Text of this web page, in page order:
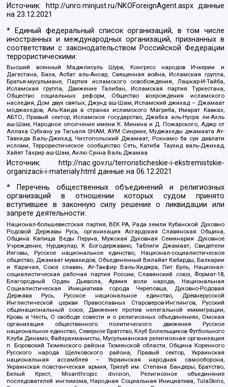
Источник: http://unro.minjust.ru/NKOForeignAgent.aspxданные
на23.12.2021
* Единый федеральный список организаций, в том числе
иностранных и международных организаций, признанных в
соответствии с законодательством Российской Федерации
террористическими:
Высший военный Маджлисуль Шура, Конгресс народов Ичкерии и
Дагестана, База, Асбат аль-Ансар, Священная война, Исламская группа,
Братья-мусульмане, Партия исламского освобождения, Лашкар-И-Тайба,
Исламская группа, Движение Талибан, Исламская партия Туркестана,
Общество социальных реформ, Общество возрождения исламского
наследия, Дом двух святых, Джунд аш-Шам, Исламский джихад – Джамаат
моджахедов, Аль-Каида в странах исламского Магриба, Имарат Кавказ,
АБТО, Правый сектор, Исламское государство, Джабха аль-Нусра ли-Ахль
аш-Шам, Народное ополчение имени К. Минина и Д. Пожарского, Аджр от
Аллаха Субхану уа Тагьаля SHAM, АУМ Синрике, Муджахеды джамаата Ат-
Тавхида Валь-Джихад, Чистопольский Джамаат, Рохнамо ба суи давлати
исломи, Террористическое сообщество Сеть, Катиба Таухид валь-Джихад,
Хайят Тахрир аш-Шам, Ахлю Сунна Валь Джамаа
Источник:
http://nac.gov.ru/terroristicheskie-i-ekstremistskie-
organizacii-i-materialy.html данные на06.12.2021
* Перечень общественных объединений и религиозных
организаций в отношении которых судом принято
вступившее в законную силу решение о ликвидации или
запрете деятельности:
Национал-большевистская партия, ВЕК РА, Рада земли Кубанской Духовно
Родовой Державы Русь, организация Асгардская Славянская Община,
Община Капища Веды Перуна, Мужская Духовная Семинария Духовное
Учреждение, Нурджулар, К Богодержавию, Таблиги Джамаат, Свидетели
Иеговы, Русское национальное единство, Национал-социалистическое
общество, Джамаат мувахидов, Объединенный Вилайат Кабарды, Балкарии
и Карачая, Союз славян, Ат-Такфир Валь-Хиджра, Пит Буль, Национал-
социалистическая рабочая партия России, Славянский союз, Формат-18,
Благородный Орден Дьявола, Армия воли народа, Национальная
Социалистическая Инициатива города Череповца, Духовно-Родовая
Держава Русь, Русское национальное единство, Древнерусской
Инглистической церкви Православных Староверов-Инглингов, Русский
общенациональный союз, Движение против нелегальной иммиграции,
Кровь и Честь, О свободе совести и о религиозных объединениях, Омская
организация общественного политического движения Русское
национальное единство, Северное Братство, Клуб Болельщиков Футбольного
Клуба Динамо, Файзрахманисты, Мусульманская религиозная организация
п. Боровский Тюменского района Тюменской области, Община Коренного
Русского народа Щелковского района, Правый сектор, Украинская
национальная ассамблея – Украинская народная самооборона,
Украинская повстанческая армия, Тризуб им. Степана Бандеры, Братство,
Белый Крест, Misanthropic division, Религиозное объединение
последователей инглиизма, Народная Социальная Инициатива, TulaSkins,